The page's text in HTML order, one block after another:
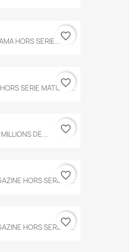
HORS SERIE...favorite_border
SERIE MATISSE...
favorite_border
DE... favorite_border
HORS SERIE N...
favorite_border
HORS SERIE N...
favorite_border